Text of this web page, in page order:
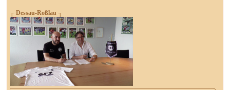
┌ Dessau-Roßlau ┐